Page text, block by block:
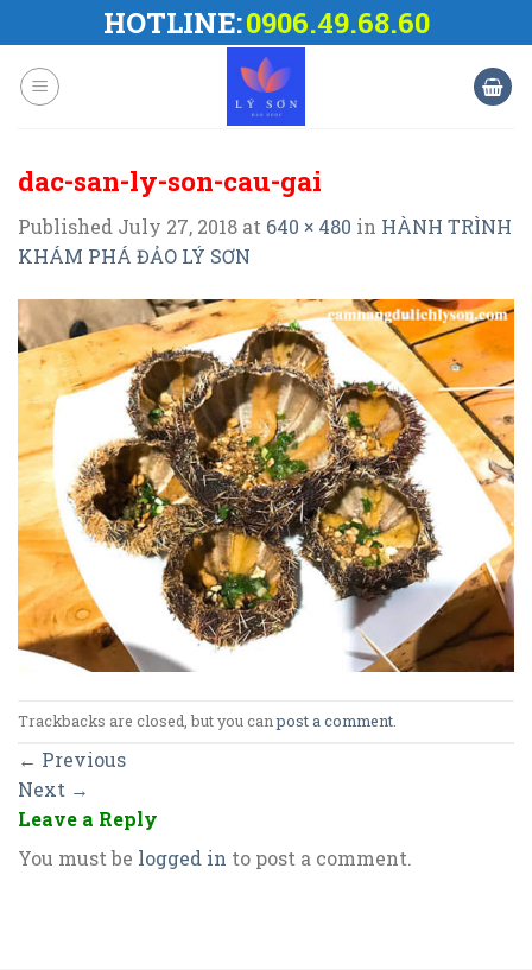
to
content
HOTLINE:0906.49.68.60
dac-san-ly-son-cau-gai
Published July 27, 2018 at 640 × 480 in HÀNH TRÌNH
KHÁM PHÁ ĐẢO LÝ SƠN
Trackbacks are closed, but you canpost a comment
← Previous
Next →
Leave a Reply
You must be logged in to post a comment.